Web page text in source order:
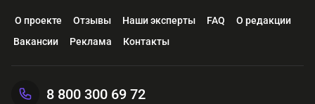
О проекте Отзывы Наши эксперты FAQ
О редакции
Вакансии
Реклама Контакты
8 800 300 69 72